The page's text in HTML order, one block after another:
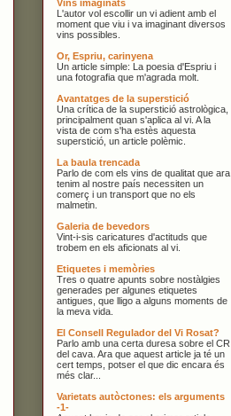
Vins imaginats
L'autor vol escollir un vi adient amb el
moment que viu i va imaginant diversos
vins possibles.
Or, Espriu, carinyena
Un article simple: La poesia d'Espriu i
una fotografia que m'agrada molt.
Avantatges de la superstició
Una crítica de la superstició astrològica,
principalment quan s'aplica al vi. A la
vista de com s'ha estès aquesta
superstició, un article polèmic.
La baula trencada
Parlo de com els vins de qualitat que ara
tenim al nostre país necessiten un
comerç i un transport que no els
malmetin.
Galeria de bevedors
Vint-i-sis caricatures d'actituds que
trobem en els aficionats al vi.
Etiquetes i memòries
Tres o quatre apunts sobre nostàlgies
generades per algunes etiquetes
antigues, que lligo a alguns moments de
la meva vida.
El Consell Regulador del Vi Rosat?
Parlo amb una certa duresa sobre el CR
del cava. Ara que aquest article ja té un
cert temps, potser el que dic encara és
més clar...
Varietats autòctones: els arguments
-1-